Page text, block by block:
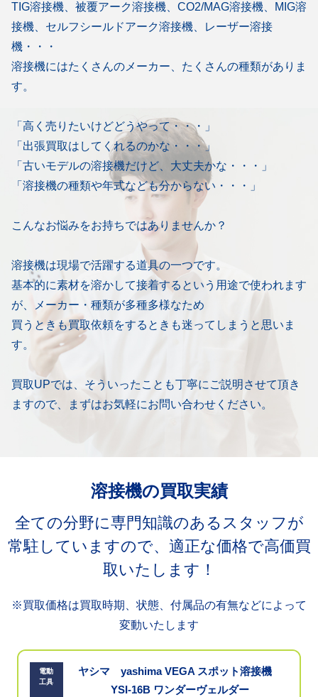
TIG溶接機、被覆アーク溶接機、CO2/MAG溶接機、MIG溶
接機、セルフシールドアーク溶接機、レーザー溶接
機・・・
溶接機にはたくさんのメーカー、たくさんの種類がありま
す。
「高く売りたいけどどうやって・・・」
「出張買取はしてくれるのかな・・・」
「古いモデルの溶接機だけど、大丈夫かな・・・」
「溶接機の種類や年式なども分からない・・・」
こんなお悩みをお持ちではありませんか？
溶接機は現場で活躍する道具の一つです。
基本的に素材を溶かして接着するという用途で使われます
が、メーカー・種類が多種多様なため
買うときも買取依頼をするときも迷ってしまうと思いま
す。
買取UPでは、そういったことも丁寧にご説明させて頂き
ますので、まずはお気軽にお問い合わせください。
溶接機の買取実績
全ての分野に専門知識のあるスタッフが
常駐していますので、適正な価格で高価買
取いたします！
※買取価格は買取時期、状態、付属品の有無などによって
変動いたします
電動
工具
ヤシマ yashima VEGA スポット溶接機
YSI-16B ワンダーヴェルダー